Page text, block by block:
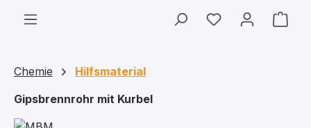
Du hast 0
Chemie
Hilfsmaterial
Gipsbrennrohr mit Kurbel